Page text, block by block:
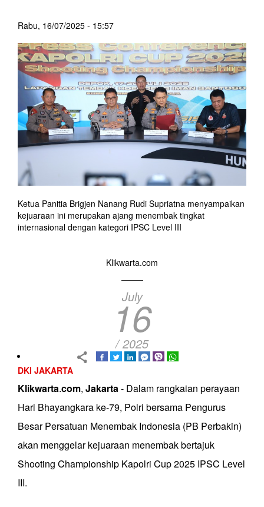
Rabu, 16/07/2025 - 15:57
Ketua Panitia Brigjen Nanang Rudi Supriatna menyampaikan
kejuaraan ini merupakan ajang menembak tingkat
internasional dengan kategori IPSC Level III
Klikwarta.com
July
16
/ 2025
DKI JAKARTA
Klikwarta.com, Jakarta- Dalam rangkaian perayaan
Hari Bhayangkara ke-79, Polri bersama Pengurus
Besar Persatuan Menembak Indonesia (PB Perbakin)
akan menggelar kejuaraan menembak bertajuk
Shooting Championship Kapolri Cup 2025 IPSC Level
III.